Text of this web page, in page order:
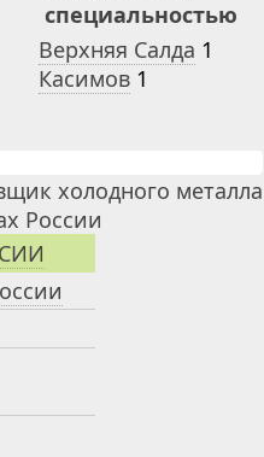
специальностью
Верхняя Салда 1
Касимов 1